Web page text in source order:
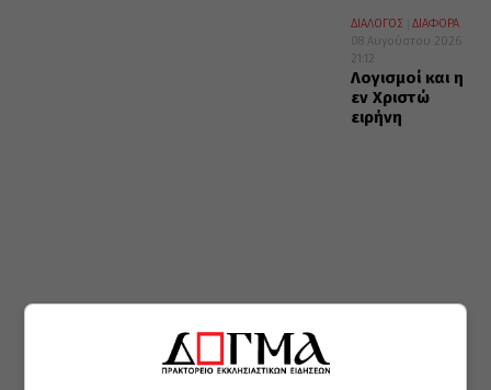
ΔΙΑΛΟΓΟΣ
ΔΙΑΦΟΡΑ
08 Αυγούστου 2026
21:12
Λογισμοί και η
εν Χριστώ
ειρήνη